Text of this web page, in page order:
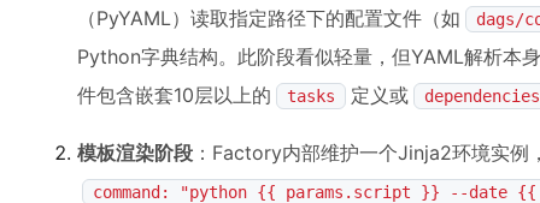
（PyYAML）读取指定路径下的配置文件（如 dags/
Python字典结构。此阶段看似轻量，但YAML解析本
件包含嵌套10层以上的
tasks 定义或 dependencies
模板渲染阶段 ：Factory内部维护一个Jinja2环境实例
command: "python {{ params.script }} --date